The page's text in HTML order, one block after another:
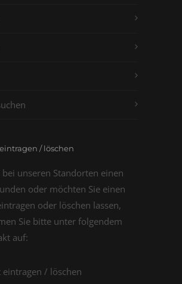
/ löschen
bei unseren Standorten einen
oder möchten Sie einen
oder löschen lassen,
Sie bitte unter folgendem
auf:
eintragen / löschen